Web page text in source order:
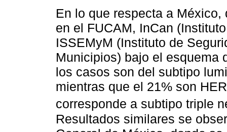
En lo que respecta a
en el FUCAM, InCan
ISSEMyM (Instituto de
Municipios) bajo el esquema
los casos son del subtipo
mientras que el 21% son
corresponde a subtipo triple
Resultados similares se